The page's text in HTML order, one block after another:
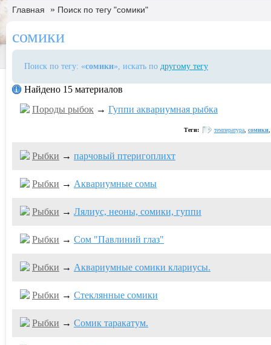
Главная » Поиск по тегу "сомики"
сомики
Поиск по тегу: «сомики», искать по другому тегу
Найдено 15 материалов
Породы рыбок → Гуппи аквариумная рыбка
Теги: температура сомики
Рыбки → парчовый птеригоплихт
Рыбки → Аквариумные сомы
Рыбки → Лялиус, неоны, сомики, гуппи
Рыбки → Сом "Павлиний глаз"
Рыбки → Аквариумные сомики клариусы.
Рыбки → Стеклянные сомики
Рыбки → Сомик таракатум.